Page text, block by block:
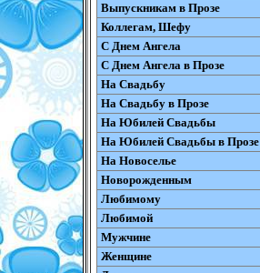
Выпускникам в Прозе
Коллегам, Шефу
С Днем Ангела
С Днем Ангела в Прозе
На Свадьбу
На Свадьбу в Прозе
На Юбилей Свадьбы
На Юбилей Свадьбы в Прозе
На Новоселье
Новорожденным
Любимому
Любимой
Мужчине
Женщине